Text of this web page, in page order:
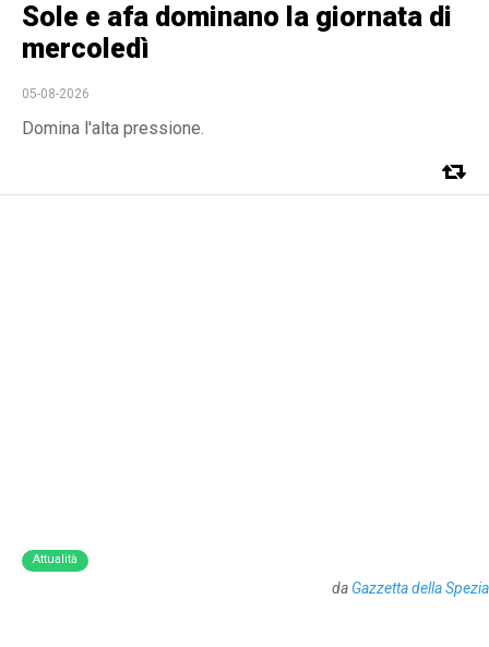
Sole e afa dominano la giornata di
mercoledì
05-08-2026
Domina l'alta pressione.
Attualità
da Gazzetta della Spezia